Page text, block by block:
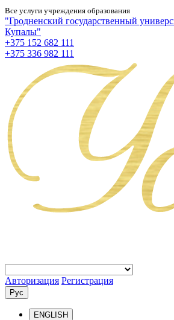
Все услуги учреждения образования
"Гродненский государственный
Купалы"
+375 152 682 111
+375 336 982 111
Авторизация Регистрация
Рус
ENGLISH